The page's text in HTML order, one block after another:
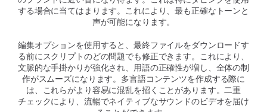
する場合に当てはまります。これにより、最も正確なトーンと
声が可能になります。
編集オプションを使用すると、最終ファイルをダウンロードす
る前にスクリプトのどの問題でも修正できます。これにより、
文脈的な手掛かりが強化され、用語の正確性が増し、全体の制
作がスムーズになります。多言語コンテンツを作成する際に
は、これらがより容易に混乱を招くことがあります。二重
チェックにより、流暢でネイティブなサウンドのビデオを届け